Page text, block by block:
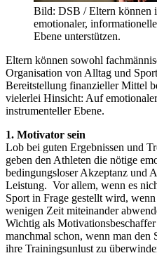
Bild: DSB / Eltern können
emotionaler,
Ebene unterstützen.
Eltern können sowohl
Organisation von Alltag und
Bereitstellung finanzieller Mittel
vielerlei Hinsicht: Auf
instrumenteller Ebene.
1. Motivator sein
Lob bei guten Ergebnissen und
geben den Athleten die nötige
bedingungsloser Akzeptanz und
Leistung. Vor allem, wenn es
Sport in Frage gestellt wird,
wenigen Zeit miteinander
Wichtig als
manchmal schon, wenn man den
ihre Trainingsunlust zu